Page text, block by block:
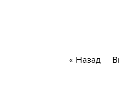
« Назад